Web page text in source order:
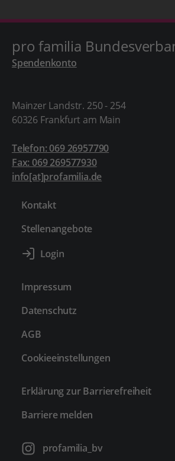
pro familia
Spendenkonto
Mainzer Landstr. 250 - 254
60326 Frankfurt am Main
Telefon: 069 26957790
Fax: 069 269577930
info[at]profamilia.de
Kontakt
Stellenangebote
Impressum
Datenschutz
AGB
Cookieeinstellungen
Erklärung zur Barrierefreiheit
Barriere melden
profamilia_bv